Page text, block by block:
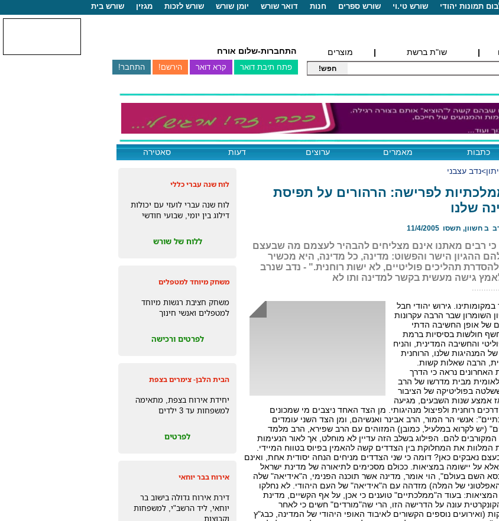
שורש בית מגזין שורש לזכות יומן שורש דואר שורש חנות שורש ספרים שורש טי.וי תמונות יהודי
| שו"ת ברשת | מוצרים התחברות-שלום אורח
כתבות מאמרים ערוצים דעות סאטירה
נדב עצבני
לפרישה: הרהורים על תפיסת
שלנו
חשוון, תשסו 11/4/2005
רבים מאתנו אינם מצליחים להבהיר לעצמם מה שבעצם
ההגיון הישר והפשוט: מדינה, כל מדינה, היא מכשיר
תהליכים פוליטיים, לא ישות רוחנית." - נדב שנרב
גישה מעשית בקשר למדינה ותו לא
גירוש יהודי חבל
השומרון שבר הרבה עקרונות
של אופן החשיבה הדתי
חולשות בסיסיות ברמת
והחשיבה המדינית, והניח
המנהיגות שלנו, הרוחנית
הרבה שאלות קשות.
האחרונים נראה כי הדרך
מבית מדרשו של הרב
בפוליטיקה של הציבור
אמצע שנות השבעים, מגיעה
רוחנית ולפיצול מנהיגותי. מן הצד האחד ניצבים מי שמכונים
אנשי הר המור, הרב אבינר ואנשיהם, ומן הצד השני עומדים
(יש לקרוא במלעיל, כמובן) המזוהים עם הרב שפירא, הרב מלמד
המקורבים להם. הפילוג בשלב הזה עדיין לא מוחלט, אך לאור הנעימות
המלוות את המחלוקת בין הצדדים קשה להאמין בפיוס בטווח המיידי.
נאבקים כאן? דומה כי שני הצדדים מניחים הנחה יסודית אחת, ואינם
על יישומה במציאות. ככולם מסכימים לתיאורה של מדינת ישראל
השם בעולם", הוי אומר, מדינה אשר תוכנה הפנימי, ה"אידיאה" שלה
של המלה) מזדהה עם ה"אידיאה" של העם היהודי. לא נחלקו
בעוד ה"ממלכתיים" טוענים כי אכן, על אף הקשיים, מדינת
עונה על הדרישה הזו, הרי שה"מורדים" חשים כי לאחר
(ואירועים נוספים הקשורים לאיבוד האופי היהודי של המדינה, כבג"ץ
לוח שנה עברי כללי
לוח שנה עברי לועזי עם יכולות
דילוג בין יומי, שבועי חודשי
ללוח של שורש
משחק מיוחד למטפלים
משחק חציבת רגשות מיוחד
למטפלים ואנשי חינוך
לפרטים ורכישה
הבית הלבן- צימרים בצפת
יחידת אירוח בצפת, מתאימה
למשפחות עד 3 ילדים
לפרטים
אירוח בבר יוחאי
דירת אירוח גדולה בישוב בר
יוחאי, ליד הרשב"י, למשפחות
וקבוצות